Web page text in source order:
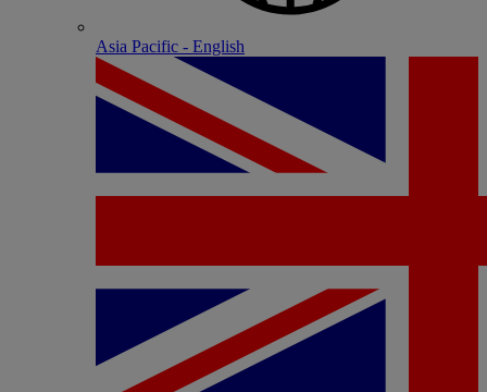
Asia Pacific - English